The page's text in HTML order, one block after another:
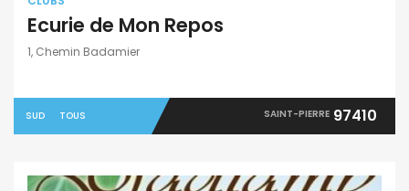
Ecurie de Mon Repos
1, Chemin Badamier
SUD TOUS SAINT-PIERRE 97410